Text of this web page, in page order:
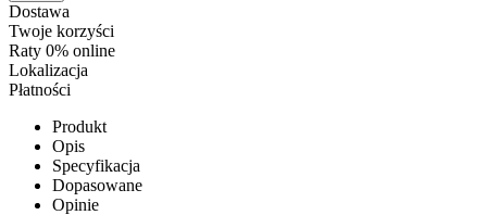
Dostawa
Twoje korzyści
Raty 0% online
Lokalizacja
Płatności
Produkt
Opis
Specyfikacja
Dopasowane
Opinie